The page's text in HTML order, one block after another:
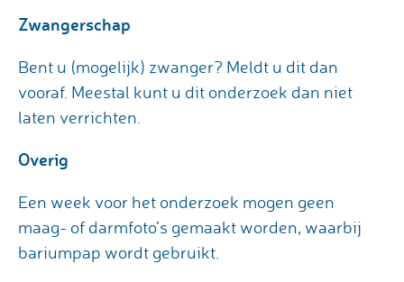
Zwangerschap
Bent u (mogelijk) zwanger? Meldt u dit dan
vooraf. Meestal kunt u dit onderzoek dan niet
laten verrichten.
Overig
Een week voor het onderzoek mogen geen
maag- of darmfoto’s gemaakt worden, waarbij
bariumpap wordt gebruikt.